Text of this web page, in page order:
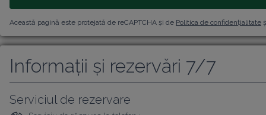
Această pagină este protejată de reCAPTCHA și de Politica de confidențialitate
Informații și rezervări 7/7
Serviciul de rezervare